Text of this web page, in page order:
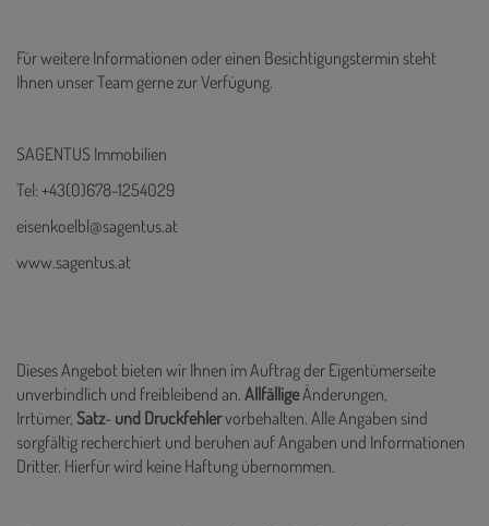
Für weitere Informationen oder einen Besichtigungstermin steht
Ihnen unser Team gerne zur Verfügung.
SAGENTUS Immobilien
Tel: +43(0)678-1254029
eisenkoelbl@sagentus.at
www.sagentus.at
Dieses Angebot bieten wir Ihnen im Auftrag der Eigentümerseite
unverbindlich und freibleibend an. AllfälligeÄnderungen,
Irrtümer, Satz- und Druckfehlervorbehalten. Alle Angaben sind
sorgfältig recherchiert und beruhen auf Angaben und Informationen
Dritter. Hierfür wird keine Haftung übernommen.